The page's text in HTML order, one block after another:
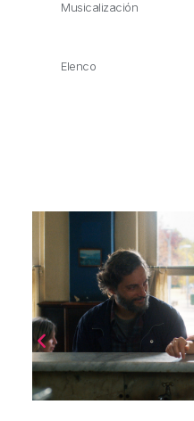
Musicalización
Elenco